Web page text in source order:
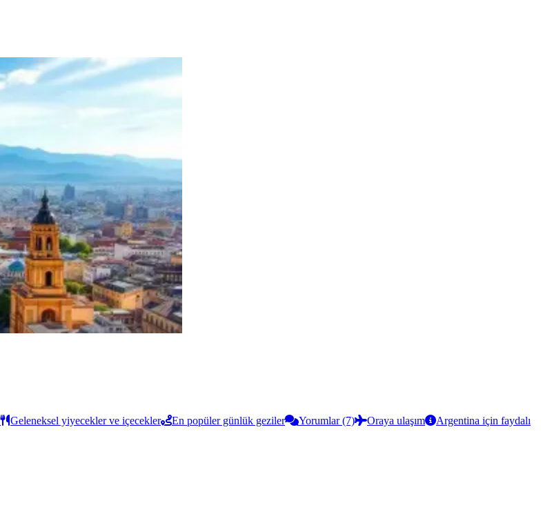
Geleneksel yiyecekler ve içecekler En popüler günlük geziler Yorumlar (7) Oraya ulaşım
Argentina için faydalı